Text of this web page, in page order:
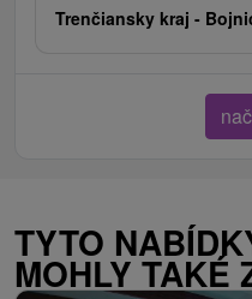
Trenčiansky kraj -
TYTO
MOHLY TAKÉ